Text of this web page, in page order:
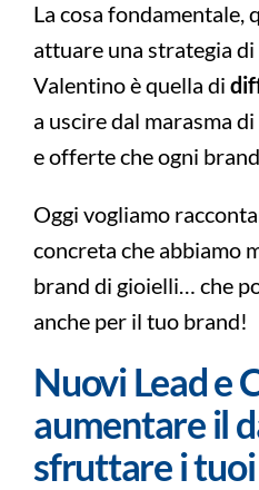
La cosa fondamentale,
attuare una strategia
Valentino è quella di
a uscire dal marasma
e offerte che ogni
Oggi vogliamo
concreta che abbiamo
brand di gioielli… che
anche per il tuo brand!
Nuovi Lead e
aumentare il
sfruttare i